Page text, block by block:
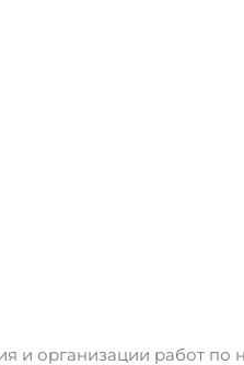
и организации работ